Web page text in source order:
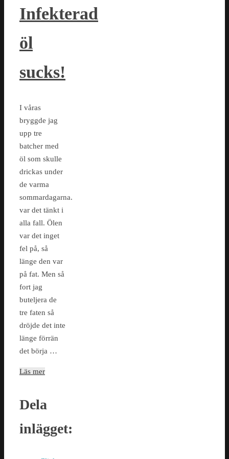
Infekterad
öl
sucks!
I våras
bryggde jag
upp tre
batcher med
öl som skulle
drickas under
de varma
sommardagarna.
var det tänkt i
alla fall. Ölen
var det inget
fel på, så
länge den var
på fat. Men så
fort jag
buteljera de
tre faten så
dröjde det inte
länge förrän
det börja …
Läs mer
Dela
inlägget: